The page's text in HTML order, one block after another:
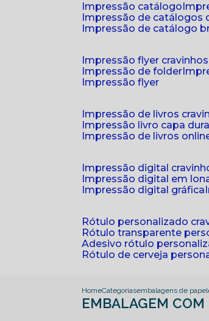
impressão catálogo
impressão de catálogos
impressão de catálogo
impressão flyer cravinhos
impressão de folder
impressão flyer
impressão de livros
impressão livro capa dura
impressão de livros
impressão digital
impressão digital em
impressão digital gráfica
rótulo personalizado
rótulo transparente
adesivo rótulo
rótulo de cerveja
HomeCategoriasembalagens de papel
EMBALAGEM COM